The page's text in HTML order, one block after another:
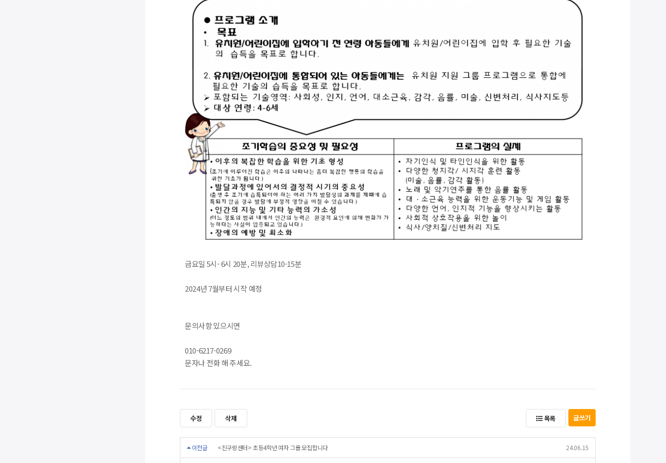
금요일 5시- 6시 20분, 리뷰상담10-15분
2024년 7월부터 시작 예정
문의사항 있으시면
010-6217-0269
문자나 전화 해 주세요.
수정 삭제 목록 글쓰기
이전글 <친구랑센터> 초등4학년 여자 그룹 모집합니다 24.06.15